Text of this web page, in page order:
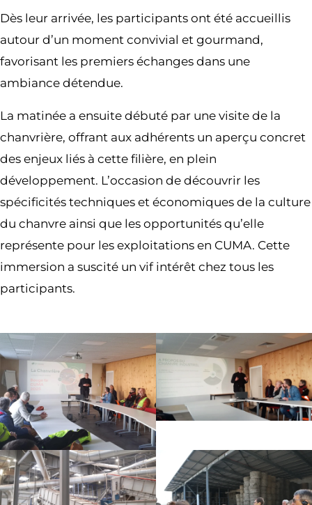
Dès leur arrivée, les participants ont été accueillis
autour d’un moment convivial et gourmand,
favorisant les premiers échanges dans une
ambiance détendue.
La matinée a ensuite débuté par une visite de la
chanvrière, offrant aux adhérents un aperçu concret
des enjeux liés à cette filière, en plein
développement. L’occasion de découvrir les
spécificités techniques et économiques de la culture
du chanvre ainsi que les opportunités qu’elle
représente pour les exploitations en CUMA. Cette
immersion a suscité un vif intérêt chez tous les
participants.